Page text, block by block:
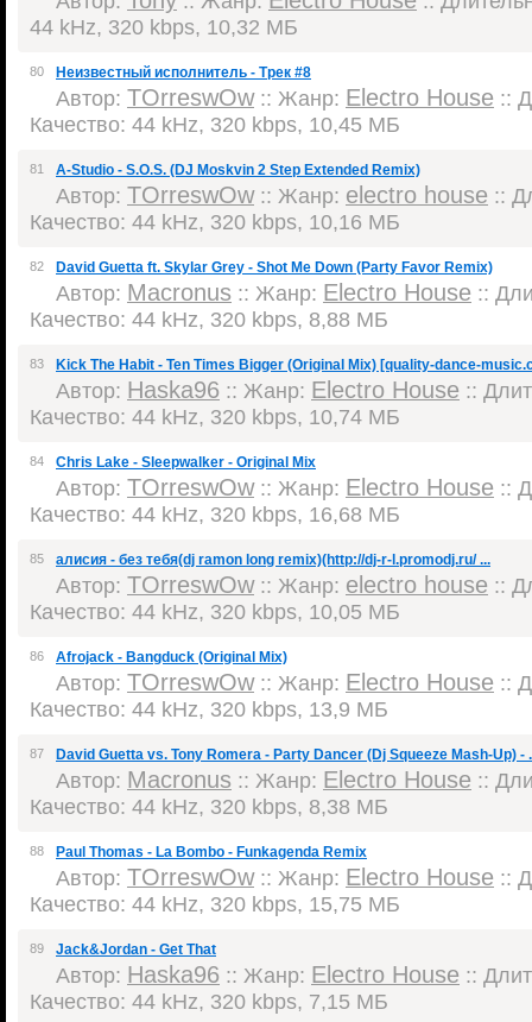
44 kHz, 320 kbps, 10,32 МБ
80 Неизвестный исполнитель - Трек #8
Автор: TOrreswOw:: Жанр: Electro House ::
Качество: 44 kHz, 320 kbps, 10,45 МБ
81 A-Studio - S.O.S. (DJ Moskvin 2 Step Extended Remix)
Автор: TOrreswOw:: Жанр: electro house ::
Качество: 44 kHz, 320 kbps, 10,16 МБ
82 David Guetta ft. Skylar Grey - Shot Me Down (Party Favor Remix)
Автор: Macronus :: Жанр: Electro House ::
Качество: 44 kHz, 320 kbps, 8,88 МБ
83 Kick The Habit - Ten Times Bigger (Original Mix) [quality-dance-
Автор: Haska96 :: Жанр: Electro House ::
Качество: 44 kHz, 320 kbps, 10,74 МБ
84 Chris Lake - Sleepwalker - Original Mix
Автор: TOrreswOw:: Жанр: Electro House ::
Качество: 44 kHz, 320 kbps, 16,68 МБ
85 алисия - без тебя(dj ramon long remix)(http://dj-r-l.promodj.ru/ ...
Автор: TOrreswOw:: Жанр: electro house ::
Качество: 44 kHz, 320 kbps, 10,05 МБ
86 Afrojack - Bangduck (Original Mix)
Автор: TOrreswOw:: Жанр: Electro House ::
Качество: 44 kHz, 320 kbps, 13,9 МБ
87 David Guetta vs. Tony Romera - Party Dancer (Dj Squeeze Mash-Up) -
Автор: Macronus :: Жанр: Electro House ::
Качество: 44 kHz, 320 kbps, 8,38 МБ
88 Paul Thomas - La Bombo - Funkagenda Remix
Автор: TOrreswOw:: Жанр: Electro House ::
Качество: 44 kHz, 320 kbps, 15,75 МБ
89 Jack&Jordan - Get That
Автор: Haska96 :: Жанр: Electro House ::
Качество: 44 kHz, 320 kbps, 7,15 МБ